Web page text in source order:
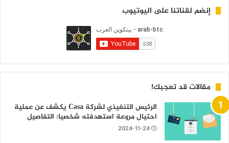
إنضم لقناتنا على اليوتيوب
مقالات قد تعجبك!
الرئيس التنفيذي لشركة Casa يكشف عن عملية
احتيال مروعة استهدفته شخصيا: التفاصيل
2024-11-24